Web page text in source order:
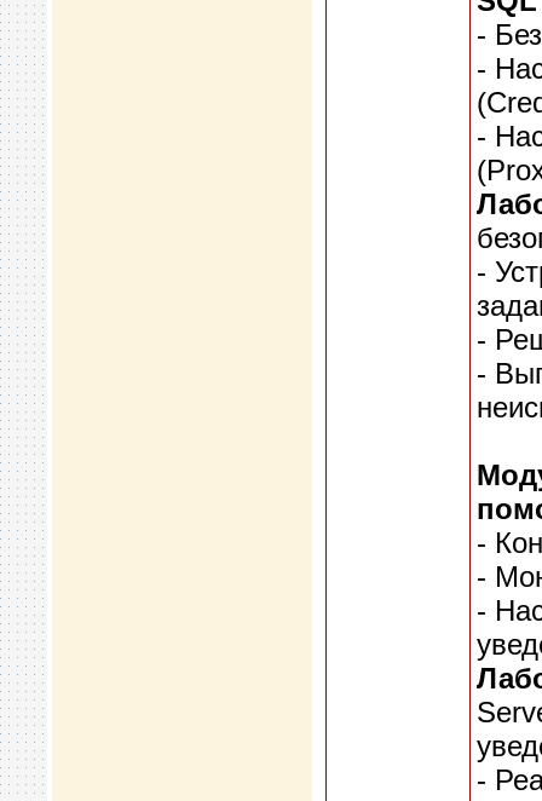
-
-
-
-
-
-
-
-
-
-